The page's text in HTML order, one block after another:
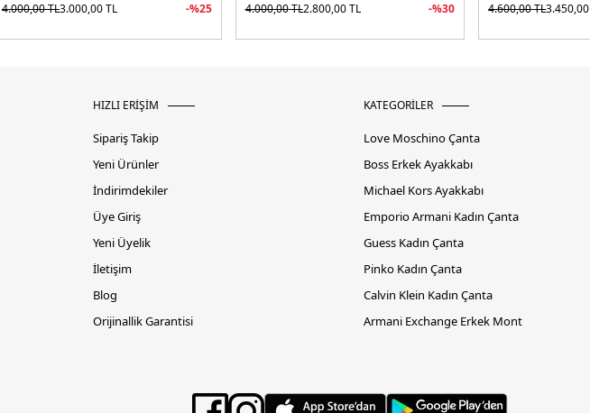
4.000,00TL3.000,00TL -%25
4.000,00TL2.800,00TL -%30
4.600,00TL3.450,00
HIZLI ERİŞİM
Sipariş Takip
Yeni Ürünler
İndirimdekiler
Üye Giriş
Yeni Üyelik
İletişim
Blog
Orijinallik Garantisi
KATEGORİLER
Love Moschino Çanta
Boss Erkek Ayakkabı
Michael Kors Ayakkabı
Emporio Armani Kadın Çanta
Guess Kadın Çanta
Pinko Kadın Çanta
Calvin Klein Kadın Çanta
Armani Exchange Erkek Mont